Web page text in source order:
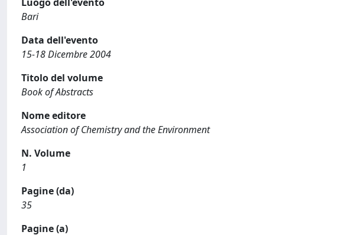
Bari
Data dell'evento
15-18 Dicembre 2004
Titolo del volume
Book of Abstracts
Nome editore
Association of Chemistry and the Environment
N. Volume
1
Pagine (da)
35
Pagine (a)